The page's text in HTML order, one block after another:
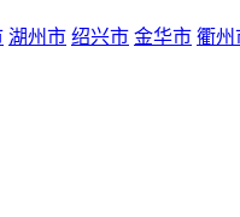
湖州市 绍兴市 金华市 衢州